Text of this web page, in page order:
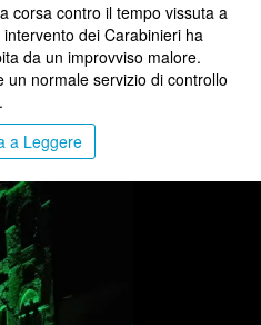
corsa contro il tempo vissuta a
dei Carabinieri ha
da un improvviso malore.
un normale servizio di controllo
a Leggere